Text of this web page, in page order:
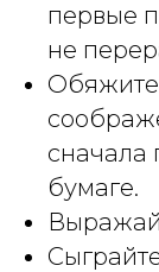
первые
не
Обяжите
сначала
бумаге.